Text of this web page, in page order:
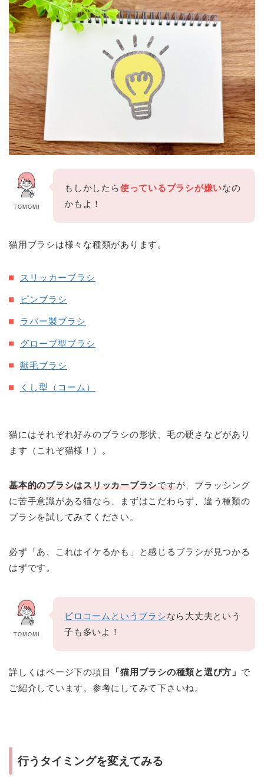
TOMOMI
もしかしたら使っているブラシが嫌いなの
かもよ！
猫用ブラシは様々な種類があります。
スリッカーブラシ
ピンブラシ
ラバー製ブラシ
グローブ型ブラシ
獣毛ブラシ
くし型（コーム）
猫にはそれぞれ好みのブラシの形状、毛の硬さなどがあり
ます（これぞ猫様！）。
基本的のブラシはスリッカーブラシですが、ブラッシング
に苦手意識がある猫なら、まずはこだわらず、違う種類の
ブラシを試してみてください。
必ず「あ、これはイケるかも」と感じるブラシが見つかる
はずです。
TOMOMI
ピロコームというブラシなら大丈夫という
子も多いよ！
詳しくはページ下の項目 「猫用ブラシの種類と選び方」 で
ご紹介しています。参考にしてみて下さいね。
行うタイミングを変えてみる